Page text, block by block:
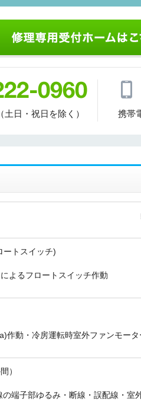
日・祝日を除く） 携帯
ートスイッチ)
よるフロートスイッチ作動
作動・冷房運転時室外ファンモー
）
端子部ゆるみ・断線・誤配線・室